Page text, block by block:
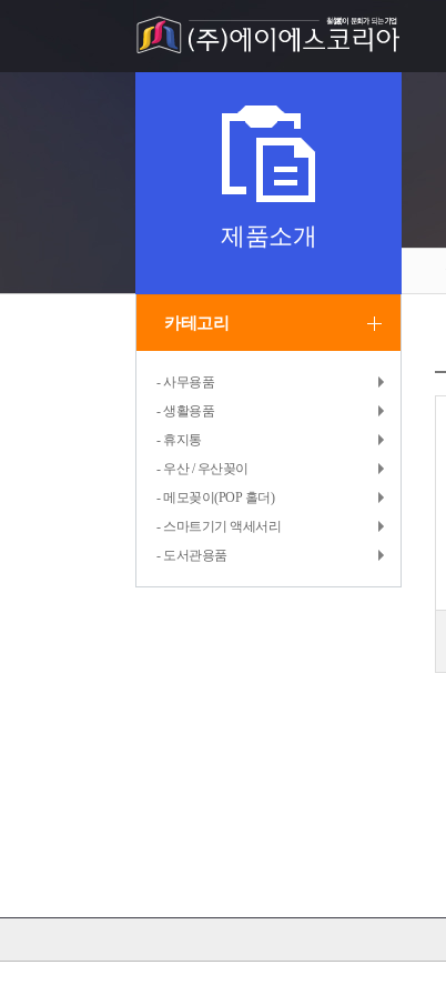
제품소개
카테고리
- 사무용품
- 생활용품
- 휴지통
- 우산 / 우산꽂이
- 메모꽂이(POP 홀더)
- 스마트기기 액세서리
- 도서관용품